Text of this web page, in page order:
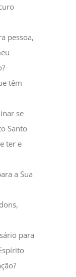
pessoa,
têm
se
Santo
ter e
a Sua
para